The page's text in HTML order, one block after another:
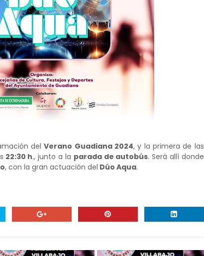
delVerano Guadiana 2024, y la primera de las
22:30 h., junto a la parada de autobús. Será allí donde
, con la gran actuación del Dúo Aqua.